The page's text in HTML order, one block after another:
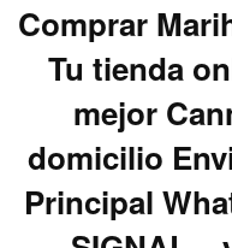
Comprar
Tu tienda
mejor
domicilio
Principal